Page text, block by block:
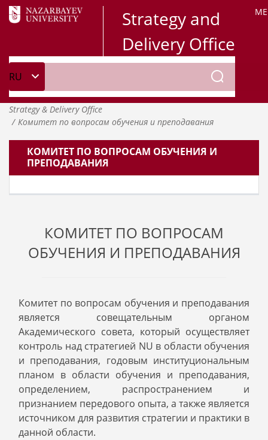
Strategy and
Delivery Office
Strategy & Delivery Office
Комитет по вопросам обучения и преподавания
КОМИТЕТ ПО ВОПРОСАМ ОБУЧЕНИЯ И
ПРЕПОДАВАНИЯ
КОМИТЕТ ПО ВОПРОСАМ
ОБУЧЕНИЯ И ПРЕПОДАВАНИЯ
Комитет по вопросам обучения и преподавания
является совещательным органом
Академического совета, который осуществляет
контроль над стратегией NU в области обучения
и преподавания, годовым институциональным
планом в области обучения и преподавания,
определением, распространением и
признанием передового опыта, а также является
источником для развития стратегии и практики в
данной области.